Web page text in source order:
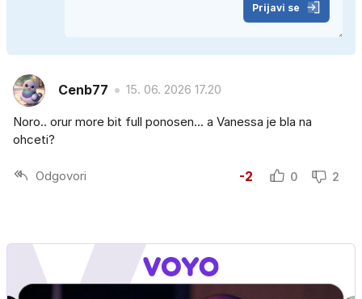
Prijavi se
Cenb77 15. 06. 2026 17.20
Noro.. orur more bit full ponosen... a Vanessa je bla na
ohceti?
Odgovori -2 0 2